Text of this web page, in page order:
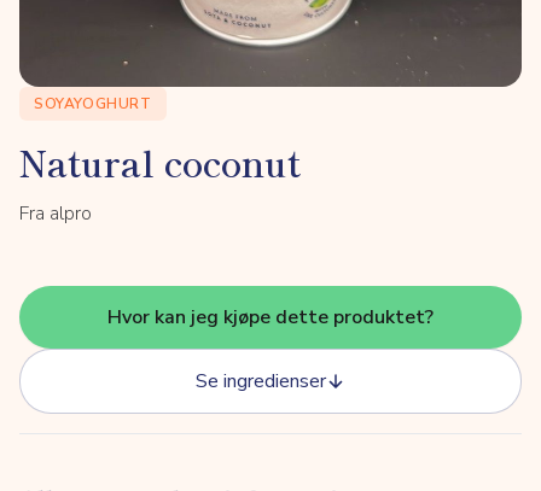
SOYAYOGHURT
Natural coconut
Fra alpro
Hvor kan jeg kjøpe dette produktet?
Se ingredienser